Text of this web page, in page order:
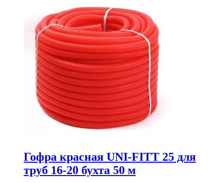
Гофра красная UNI-FITT 25 для
труб 16-20 бухта 50 м